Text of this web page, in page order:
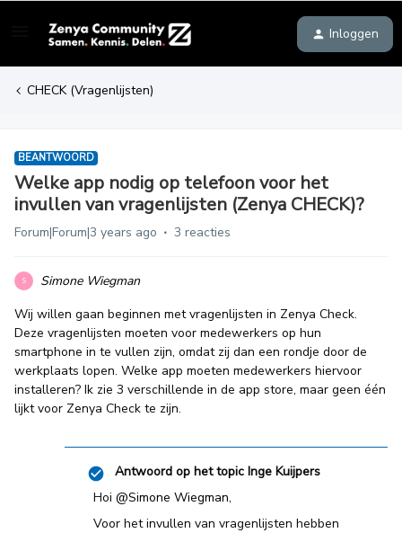
Inloggen
CHECK (Vragenlijsten)
BEANTWOORD
Welke app nodig op telefoon voor het
invullen van vragenlijsten (Zenya CHECK)?
Forum|Forum|3 years ago 3 reacties
S
Simone Wiegman
Wij willen gaan beginnen met vragenlijsten in Zenya Check.
Deze vragenlijsten moeten voor medewerkers op hun
smartphone in te vullen zijn, omdat zij dan een rondje door de
werkplaats lopen. Welke app moeten medewerkers hiervoor
installeren? Ik zie 3 verschillende in de app store, maar geen één
lijkt voor Zenya Check te zijn.
Antwoord op het topic Inge Kuijpers
Hoi @Simone Wiegman,
Voor het invullen van vragenlijsten hebben